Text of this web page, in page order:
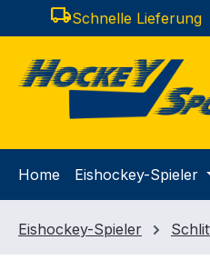
Hauptinhalt springen
Zur Suche springen
Zur Hauptnavigation
local_shippingSchnelle Lieferung
Home Eishockey-Spieler
Eishockey-Spieler